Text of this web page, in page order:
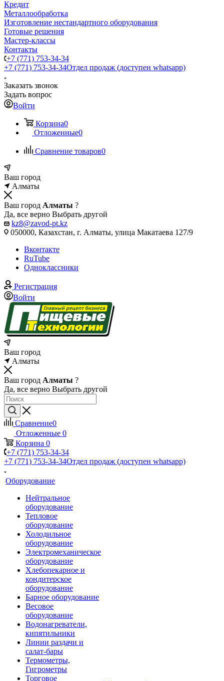
Кредит
Металлообработка
Изготовление нестандартного оборудования
Готовые решения
Мастер-классы
Контакты
+7 (771) 753-34-34
+7 (771) 753-34-34Отдел продаж (доступен whatsapp)
Заказать звонок
Задать вопрос
Войти
Корзина0
Отложенные0
Сравнение товаров0
Ваш город
Алматы
Ваш город Алматы ?
Да, все верно Выбрать другой
kz8@zavod-pt.kz
050000, Казахстан, г. Алматы, улица Макатаева 127/9
Вконтакте
RuTube
Одноклассники
Регистрация
Войти
Ваш город
Алматы
Ваш город Алматы ?
Да, все верно Выбрать другой
Сравнение0
Отложенные 0
Корзина 0
+7 (771) 753-34-34
+7 (771) 753-34-34Отдел продаж (доступен whatsapp)
Оборудование
Нейтральное
оборудование
Тепловое
оборудование
Холодильное
оборудование
Электромеханическое
оборудование
Хлебопекарное и
кондитерское
оборудование
Барное оборудование
Весовое
оборудование
Водонагреватели,
кипятильники
Линии раздачи и
салат-бары
Термометры,
Гигрометры
Торговое